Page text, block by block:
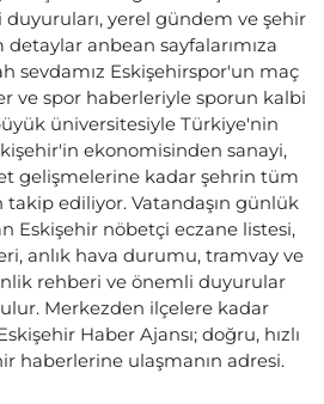
yerel gündem ve şehir
anbean sayfalarımıza
sevdamız Eskişehirspor'un maç
ve spor haberleriyle sporun kalbi
üniversitesiyle Türkiye'nin
ekonomisinden sanayi,
gelişmelerine kadar şehrin tüm
ediliyor. Vatandaşın günlük
Eskişehir nöbetçi eczane listesi,
anlık hava durumu, tramvay ve
rehberi ve önemli duyurular
Merkezden ilçelere kadar
Haber Ajansı; doğru, hızlı
haberlerine ulaşmanın adresi.